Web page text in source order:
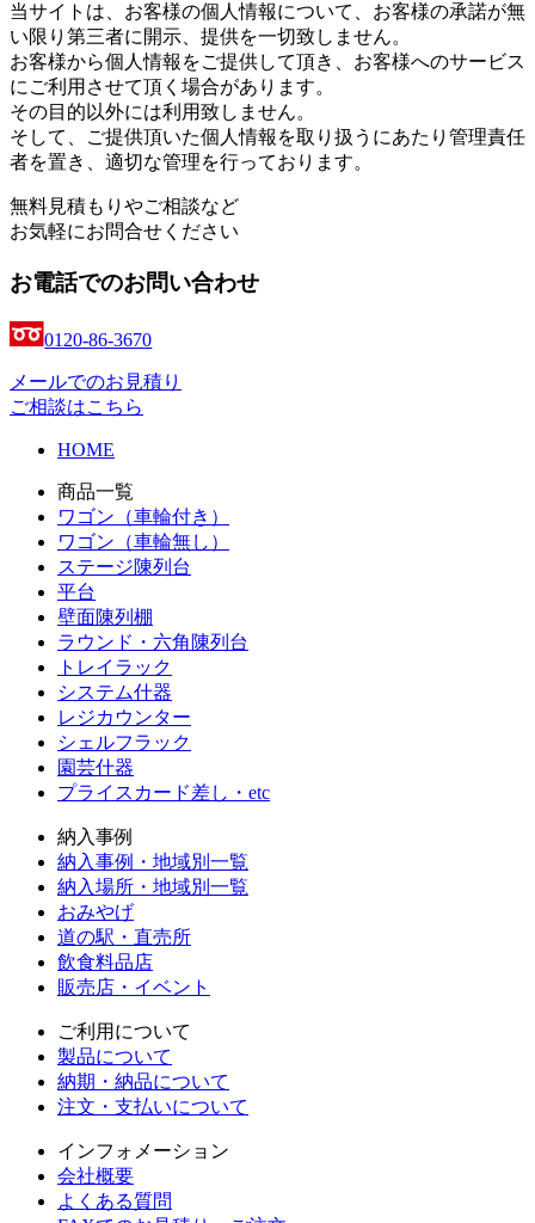
当サイトは、お客様の個人情報について、お客様の承諾が無
い限り第三者に開示、提供を一切致しません。
お客様から個人情報をご提供して頂き、お客様へのサービス
にご利用させて頂く場合があります。
その目的以外には利用致しません。
そして、ご提供頂いた個人情報を取り扱うにあたり管理責任
者を置き、適切な管理を行っております。
無料見積もりやご相談など
お気軽にお問合せください
お電話でのお問い合わせ
0120-86-3670
メールでのお見積り
ご相談はこちら
HOME
商品一覧
ワゴン（車輪付き）
ワゴン（車輪無し）
ステージ陳列台
平台
壁面陳列棚
ラウンド・六角陳列台
トレイラック
システム什器
レジカウンター
シェルフラック
園芸什器
プライスカード差し・etc
納入事例
納入事例・地域別一覧
納入場所・地域別一覧
おみやげ
道の駅・直売所
飲食料品店
販売店・イベント
ご利用について
製品について
納期・納品について
注文・支払いについて
インフォメーション
会社概要
よくある質問